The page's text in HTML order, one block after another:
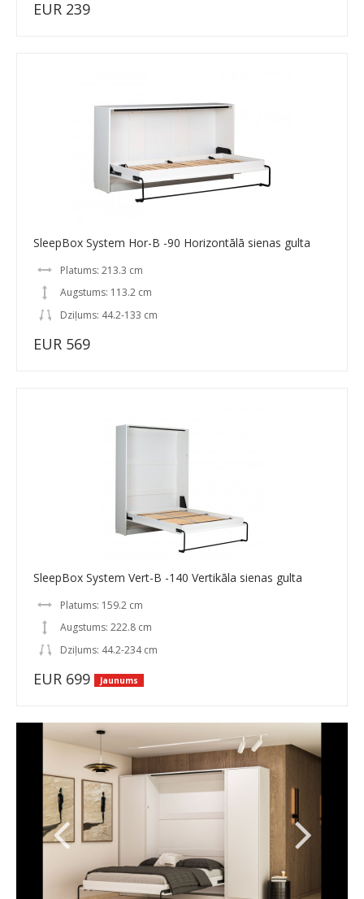
EUR 239
SleepBox System Hor-B -90 Horizontālā sienas gulta
Platums: 213.3 cm
Augstums: 113.2 cm
Dziļums: 44.2-133 cm
EUR 569
SleepBox System Vert-B -140 Vertikāla sienas gulta
Platums: 159.2 cm
Augstums: 222.8 cm
Dziļums: 44.2-234 cm
EUR 699 Jaunums